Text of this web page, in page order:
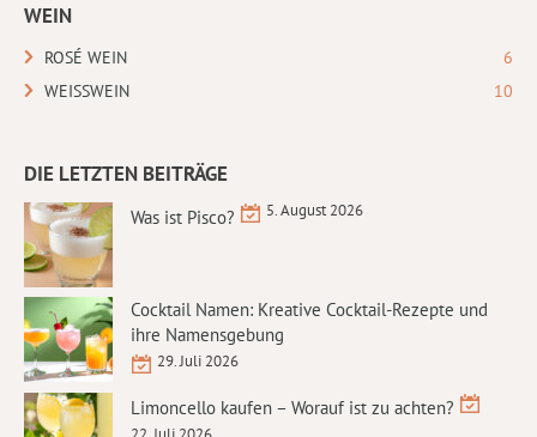
WEIN
ROSÉ WEIN
6
WEISSWEIN
10
DIE LETZTEN BEITRÄGE
Was ist Pisco? 5. August 2026
Cocktail Namen: Kreative Cocktail-Rezepte und
ihre Namensgebung
29. Juli 2026
Limoncello kaufen – Worauf ist zu achten?